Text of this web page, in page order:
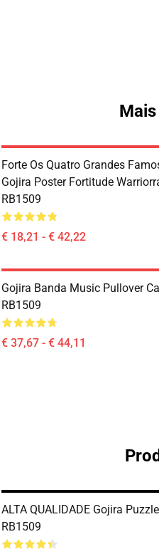
Forte Os Quatro Grandes
Gojira Poster Fortitude
RB1509
€ 18,21 - € 42,22
Gojira Banda Music Pullover
RB1509
€ 37,67 - € 44,11
ALTA QUALIDADE Gojira Puzzle
RB1509